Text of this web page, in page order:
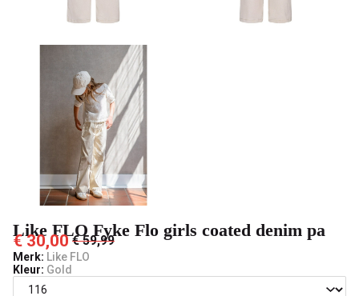
coated
denim
Pashuiske
Like FLO Fyke Flo girls coated denim pa
€ 30,00 € 59,99
Merk: Like FLO
Kleur: Gold